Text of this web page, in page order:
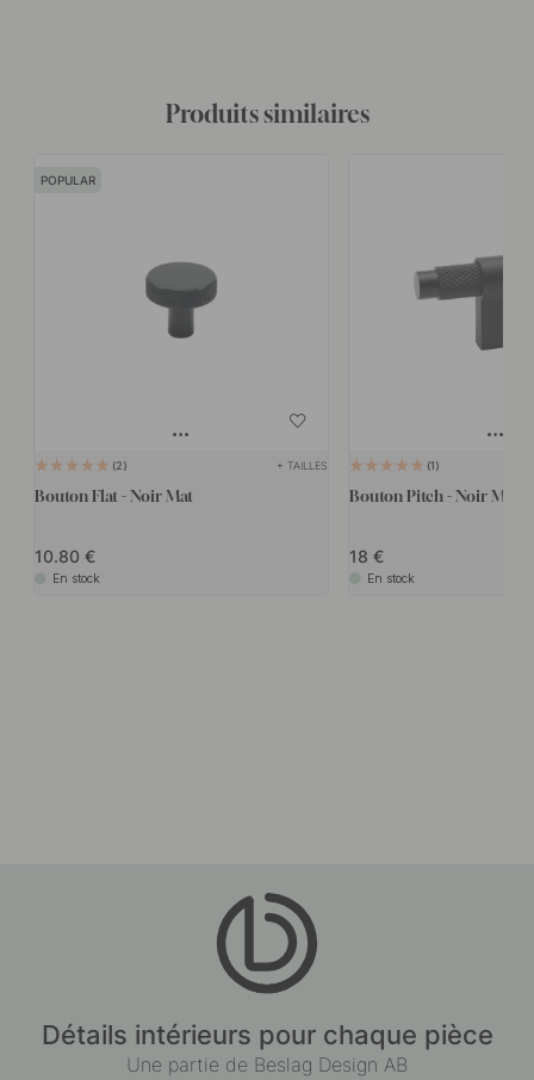
Produits similaires
POPULAR
2 + TAILLES
Bouton Flat - Noir Mat
10.80
En stock
1
Bouton Pitch - Noir Mat
18
En stock
Détails intérieurs pour chaque pièce
Une partie de Beslag Design AB